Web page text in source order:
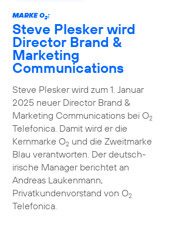
MARKE O2:
Steve Plesker wird
Director Brand &
Marketing
Communications
Steve Plesker wird zum 1. Januar
2025 neuer Director Brand &
Marketing Communications bei O2
Telefonica. Damit wird er die
Kernmarke O2und die Zweitmarke
Blau verantworten. Der deutsch-
irische Manager berichtet an
Andreas Laukenmann,
Privatkundenvorstand von O2
Telefonica.